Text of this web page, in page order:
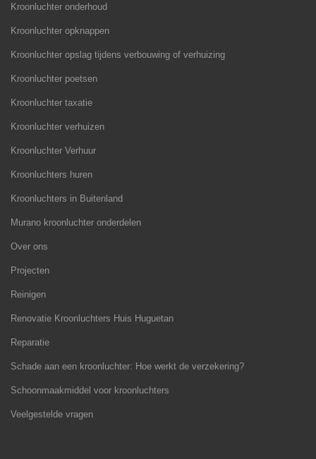
Kroonluchter onderhoud
Kroonluchter opknappen
Kroonluchter opslag tijdens verbouwing of verhuizing
Kroonluchter poetsen
Kroonluchter taxatie
Kroonluchter verhuizen
Kroonluchter Verhuur
Kroonluchters huren
Kroonluchters in Buitenland
Murano kroonluchter onderdelen
Over ons
Projecten
Reinigen
Renovatie Kroonluchters Huis Huguetan
Reparatie
Schade aan een kroonluchter: Hoe werkt de verzekering?
Schoonmaakmiddel voor kroonluchters
Veelgestelde vragen